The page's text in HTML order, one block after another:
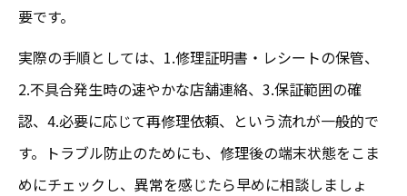
要です。
実際の手順としては、1.修理証明書・レシートの保管、
2.不具合発生時の速やかな店舗連絡、3.保証範囲の確
認、4.必要に応じて再修理依頼、という流れが一般的で
す。トラブル防止のためにも、修理後の端末状態をこま
めにチェックし、異常を感じたら早めに相談しましょ